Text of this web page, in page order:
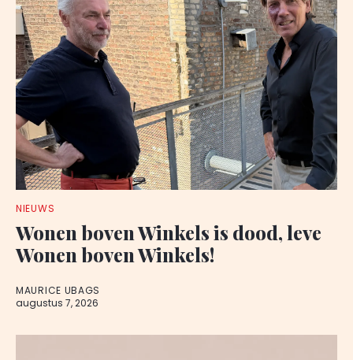
NIEUWS
Wonen boven Winkels is dood, leve
Wonen boven Winkels!
MAURICE UBAGS
augustus 7, 2026